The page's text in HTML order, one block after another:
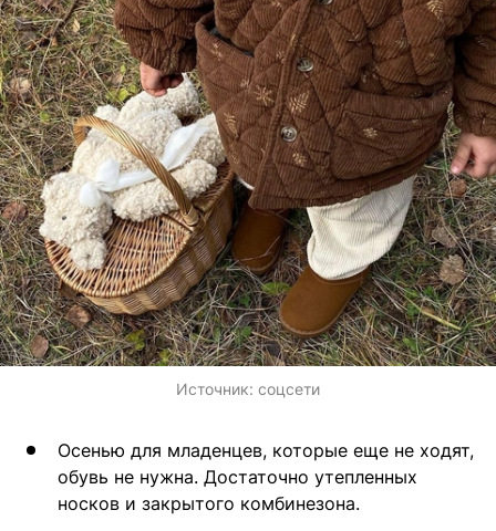
Источник: соцсети
Осенью для младенцев, которые еще не ходят,
обувь не нужна. Достаточно утепленных
носков и закрытого комбинезона.